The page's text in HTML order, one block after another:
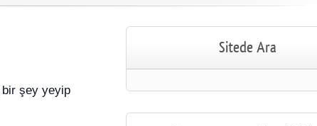
bir şey yeyip
Sitede Ara